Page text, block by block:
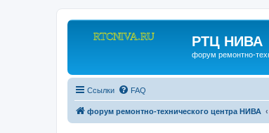
РТЦ НИВА
форум ремонтно-
Ссылки FAQ
форум ремонтно-технического центра НИВА